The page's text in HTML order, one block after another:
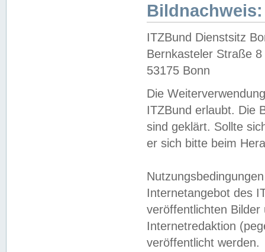
Bildnachweis:
ITZBund Dienstsitz
Bernkasteler Straße 8
53175 Bonn
Die
ITZBund erlaubt. Die
sind geklärt. Sollte
er sich bitte beim
Internetangebot des
veröffentlichten
Internetredaktion
veröffentlicht werden.